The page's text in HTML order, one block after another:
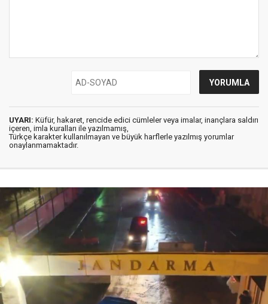
UYARI: Küfür, hakaret, rencide edici cümleler veya imalar, inançlara saldırı
içeren, imla kuralları ile yazılmamış,
Türkçe karakter kullanılmayan ve büyük harflerle yazılmış yorumlar
onaylanmamaktadır.